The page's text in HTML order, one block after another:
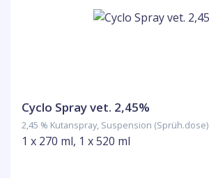
Cyclo Spray vet. 2,45%
2,45 % Kutanspray, Suspension (Sprüh.dose)
1 x 270 ml, 1 x 520 ml